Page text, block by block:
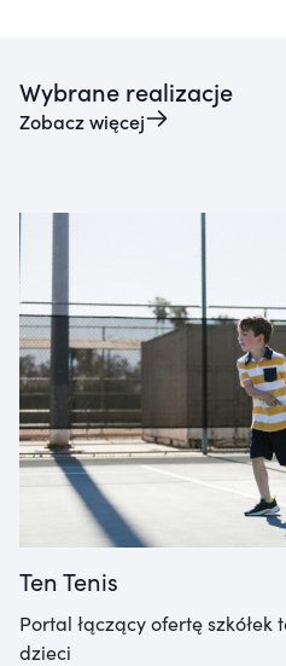
Wybrane realizacje
Zobacz więcej
Ten Tenis
Portal łączący ofertę
dzieci